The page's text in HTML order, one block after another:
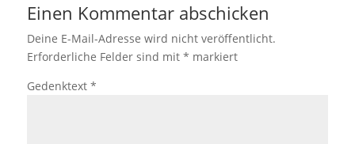
Einen Kommentar abschicken
Deine E-Mail-Adresse wird nicht veröffentlicht.
Erforderliche Felder sind mit * markiert
Gedenktext *